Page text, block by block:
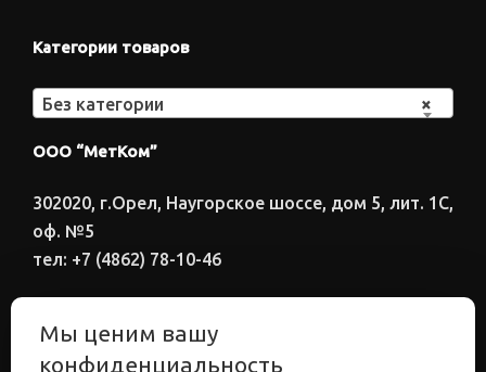
Категории товаров
×
Без категории
ООО “МетКом”
302020, г.Орел, Наугорское шоссе, дом 5, лит. 1С,
оф. №5
тел: +7 (4862) 78-10-46
Электронный адрес
Мы ценим вашу
конфиденциальность